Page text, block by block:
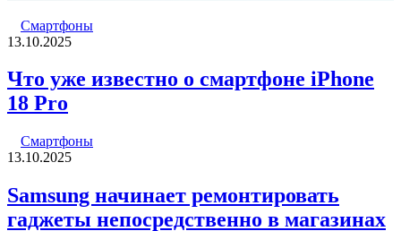
Смартфоны
13.10.2025
Что уже известно о смартфоне iPhone
18 Pro
Смартфоны
13.10.2025
Samsung начинает ремонтировать
гаджеты непосредственно в магазинах